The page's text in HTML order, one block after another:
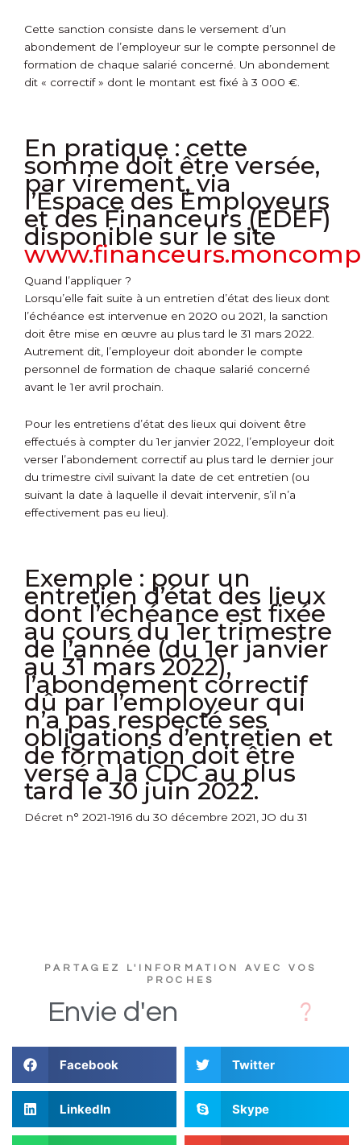
Cette sanction consiste dans le versement d’un
abondement de l’employeur sur le compte personnel de
formation de chaque salarié concerné. Un abondement
dit « correctif » dont le montant est fixé à 3 000 €.
En pratique : cette
somme doit être versée,
par virement, via
l’Espace des Employeurs
et des Financeurs (EDEF)
disponible sur le site
Quand l’appliquer ?
Lorsqu’elle fait suite à un entretien d’état des lieux dont
l’échéance est intervenue en 2020 ou 2021, la sanction
doit être mise en œuvre au plus tard le 31 mars 2022.
Autrement dit, l’employeur doit abonder le compte
personnel de formation de chaque salarié concerné
avant le 1er avril prochain.
Pour les entretiens d’état des lieux qui doivent être
effectués à compter du 1er janvier 2022, l’employeur doit
verser l’abondement correctif au plus tard le dernier jour
du trimestre civil suivant la date de cet entretien (ou
suivant la date à laquelle il devait intervenir, s’il n’a
effectivement pas eu lieu).
Exemple : pour un
entretien d’état des lieux
dont l’échéance est fixée
au cours du 1ertrimestre
de l’année (du 1erjanvier
au 31 mars 2022),
l’abondement correctif
dû par l’employeur qui
n’a pas respecté ses
obligations d’entretien et
de formation doit être
versé à la CDC au plus
tard le 30 juin 2022.
Décret n° 2021-1916 du 30 décembre 2021, JO du 31
PARTAGEZ L'INFORMATION AVEC VOS
PROCHES
Envie d'en
Facebook Twitter
LinkedIn Skype